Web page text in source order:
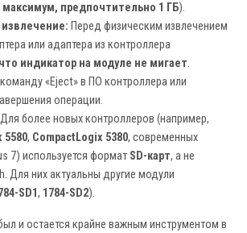
максимум, предпочтительно 1 ГБ).
извлечение: Перед физическим извлечением
или адаптера из контроллера
индикатор на модуле не мигает.
«Eject» в ПО контроллера или
операции.
Для более новых контроллеров (например,
5580, CompactLogix 5380, современных
7) используется формат SD-карт, а не
Для них актуальны другие модули
SD1, 1784-SD2).
и остается крайне важным инструментом в